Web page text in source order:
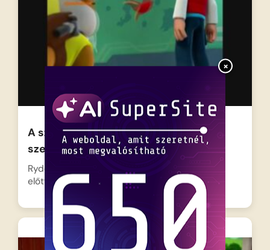
×
A szimat megmentése, A
szellemkunyhó
Ryder és a bátor kutyusok ismét nagy feladat
előtt állnak…